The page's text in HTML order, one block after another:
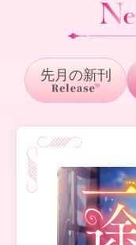
先月の新刊